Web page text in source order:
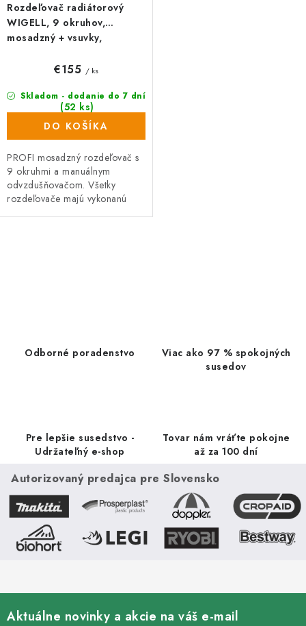
Rozdeľovač radiátorový
WIGELL, 9 okruhov,
mosadzný + vsuvky,
Skladom - dodanie do 7 dní
(52 ks)
€155 / ks
DO KOŠÍKA
PROFI mosadzný rozdeľovač s
9 okruhmi a manuálnym
odvzdušňovačom. Všetky
rozdeľovače majú vykonanú
k
y
ý
u
Odborné poradenstvo
Viac ako 97 % spokojných
susedov
Pre lepšie susedstvo -
Udržateľný e-shop
Tovar nám vráťte pokojne
až za 100 dní
Autorizovaný predajca pre Slovensko
Aktuálne novinky a akcie na váš e-mail